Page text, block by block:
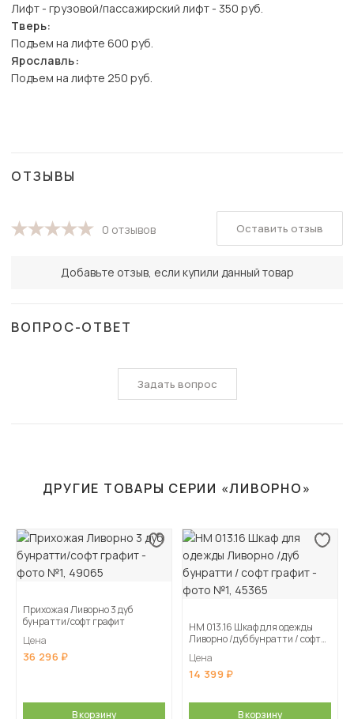
Лифт - грузовой/пассажирский лифт - 350 руб.
Тверь:
Подъем на лифте 600 руб.
Ярославль:
Подъем на лифте 250 руб.
ОТЗЫВЫ
0 отзывов
Добавьте отзыв, если купили данный товар
Оставить отзыв
ВОПРОС-ОТВЕТ
Задать вопрос
ДРУГИЕ ТОВАРЫ СЕРИИ «ЛИВОРНО»
Прихожая Ливорно 3 дуб
бунратти/софт графит
Цена
36 296
В корзину
НМ 013.16 Шкаф для одежды
Ливорно /дуб бунратти / софт
Цена
14 399
В корзину